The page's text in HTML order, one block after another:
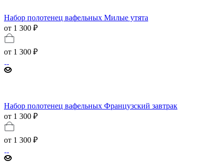
Набор полотенец вафельных Милые утята
от 1 300 ₽
от 1 300 ₽
Набор полотенец вафельных Французский завтрак
от 1 300 ₽
от 1 300 ₽